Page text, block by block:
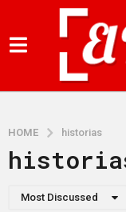
HOME historias
Most Discussed